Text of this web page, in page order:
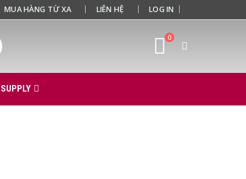
MUA HÀNG TỪ XA LIÊN HỆ LOG IN
0